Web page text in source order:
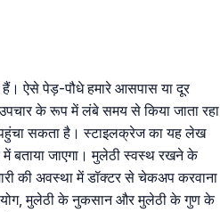
हैं। ऐसे पेड़-पौधे हमारे आसपास या दूर
के रूप में लंबे समय से किया जाता रहा
पहुंचा सकता है। स्टाइलक्रेज का यह लेख
बताया जाएगा। मुलेठी स्वस्थ रखने के
की अवस्था में डॉक्टर से चेकअप करवाना
मुलेठी के नुकसान और मुलेठी के गुण के